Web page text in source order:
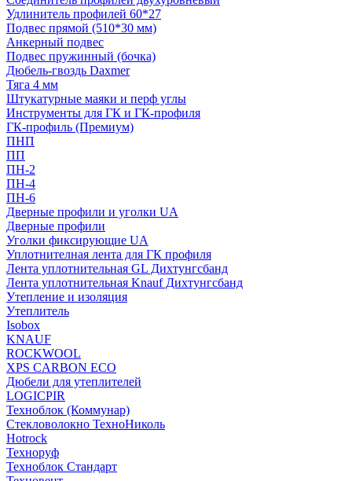
Удлинитель профилей 60*27
Подвес прямой (510*30 мм)
Анкерный подвес
Подвес пружинный (бочка)
Дюбель-гвоздь Daxmer
Тяга 4 мм
Штукатурные маяки и перф углы
Инструменты для ГК и ГК-профиля
ГК-профиль (Премиум)
ПНП
ПП
ПН-2
ПН-4
ПН-6
Дверные профили и уголки UA
Дверные профили
Уголки фиксирующие UA
Уплотнителная лента для ГК профиля
Лента уплотнительная GL Дихтунгсбанд
Лента уплотнительная Knauf Дихтунгсбанд
Утепление и изоляция
Утеплитель
Isobox
KNAUF
ROCKWOOL
XPS CARBON ECO
Дюбели для утеплителей
LOGICPIR
Техноблок (Коммунар)
Стекловолокно ТехноНиколь
Hotrock
Технoруф
Техноблок Стандарт